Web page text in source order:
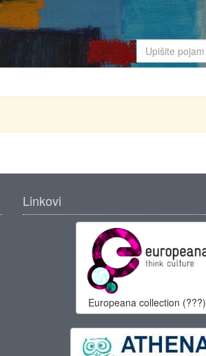
Linkovi
Europeana collection (???)